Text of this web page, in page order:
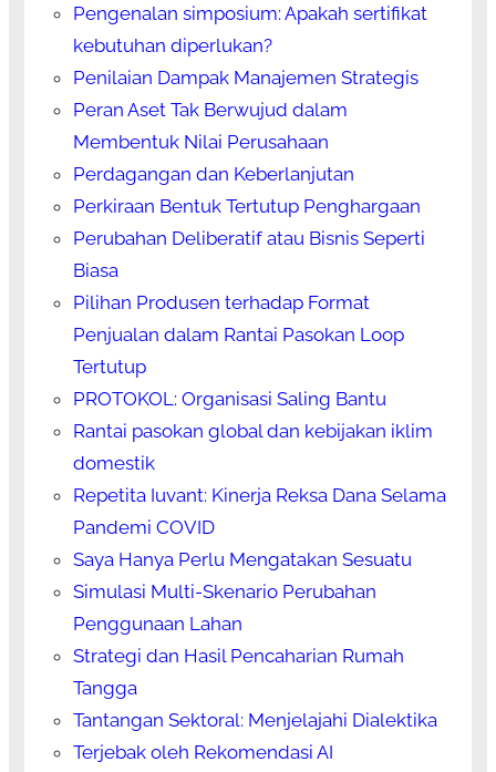
Pengenalan simposium: Apakah sertifikat
kebutuhan diperlukan?
Penilaian Dampak Manajemen Strategis
Peran Aset Tak Berwujud dalam
Membentuk Nilai Perusahaan
Perdagangan dan Keberlanjutan
Perkiraan Bentuk Tertutup Penghargaan
Perubahan Deliberatif atau Bisnis Seperti
Biasa
Pilihan Produsen terhadap Format
Penjualan dalam Rantai Pasokan Loop
Tertutup
PROTOKOL: Organisasi Saling Bantu
Rantai pasokan global dan kebijakan iklim
domestik
Repetita Iuvant: Kinerja Reksa Dana Selama
Pandemi COVID
Saya Hanya Perlu Mengatakan Sesuatu
Simulasi Multi-Skenario Perubahan
Penggunaan Lahan
Strategi dan Hasil Pencaharian Rumah
Tangga
Tantangan Sektoral: Menjelajahi Dialektika
Terjebak oleh Rekomendasi AI